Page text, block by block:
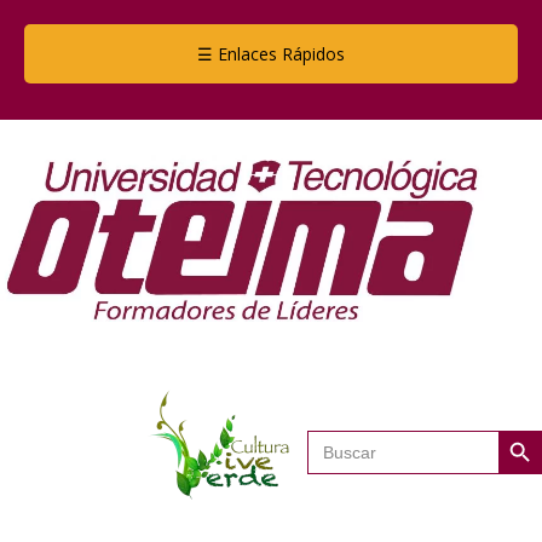
☰ Enlaces Rápidos
Buscar: Botón